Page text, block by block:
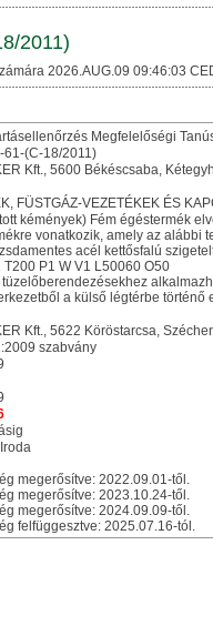
2011)
2026.AUG.09 09:46:03
Megfelelőségi
61-(C-18/2011)
Kft., 5600 Békéscsaba,
FÜSTGÁZ-VEZETÉKEK ÉS
kémények) Fém égéstermék
vonatkozik, amely az alábbi
acél kettősfalú
T200 P1 W V1 L50060 O50
a külső légtérbe történő
Kft., 5622 Köröstarcsa,
szabvány
megerősítve: 2022.09.01-től.
megerősítve: 2023.10.24-től.
megerősítve: 2024.09.09-től.
felfüggesztve: 2025.07.16-tól.